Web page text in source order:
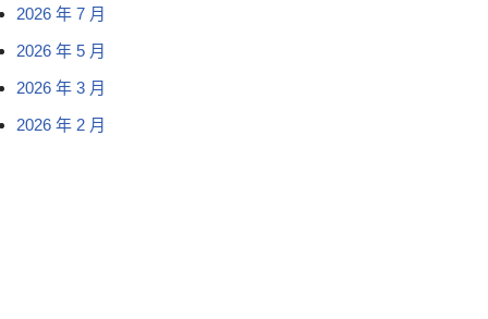
2026 年 7 月
2026 年 5 月
2026 年 3 月
2026 年 2 月